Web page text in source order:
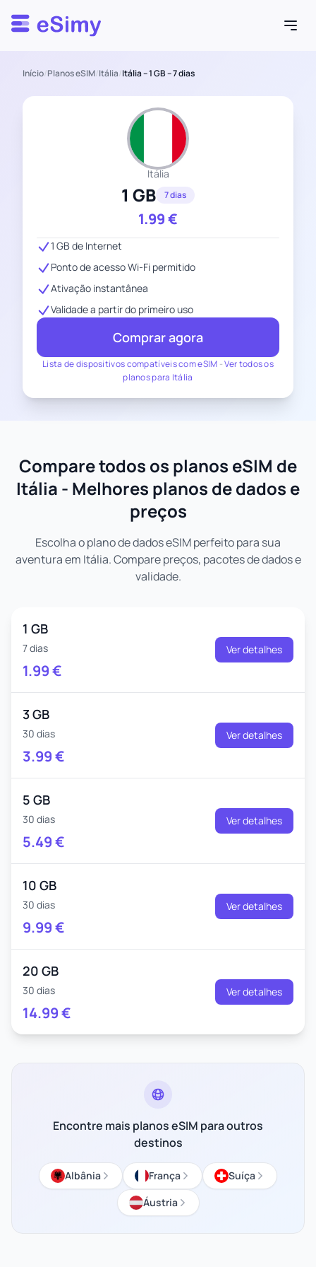
Esimy
Início/Planos eSIM/Itália/Itália – 1 GB – 7 dias
Itália
1 GB 7 dias
1.99€
Lista de dispositivos compatíveis com eSIM -Ver todos os
planos para Itália
1 GB de Internet
Ponto de acesso Wi-Fi permitido
Ativação instantânea
Validade a partir do primeiro uso
Comprar agora
Compare todos os planos eSIM de
Itália - Melhores planos de dados e
preços
Escolha o plano de dados eSIM perfeito para sua
aventura em Itália. Compare preços, pacotes de dados e
validade.
1 GB
7 dias
1.99€
Ver detalhes
3 GB
30 dias
3.99€
Ver detalhes
5 GB
30 dias
5.49€
Ver detalhes
10 GB
30 dias
9.99€
Ver detalhes
20 GB
30 dias
14.99€
Ver detalhes
Encontre mais planos eSIM para outros
destinos
Albânia França
Suíça
Áustria